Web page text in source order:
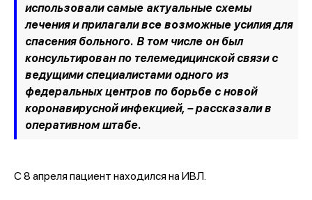
использовали самые актуальные схемы
лечения и прилагали все возможные усилия для
спасения больного. В том числе он был
консультирован по телемедицинской связи с
ведущими специалистами одного из
федеральных центров по борьбе с новой
коронавирусной инфекцией, – рассказали в
оперативном штабе.
С 8 апреля пациент находился на ИВЛ.